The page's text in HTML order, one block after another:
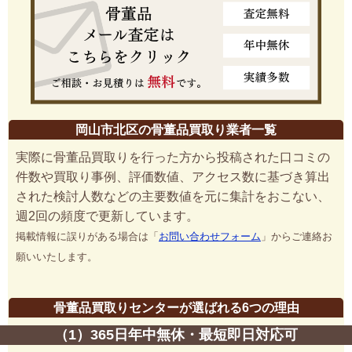
岡山市北区の骨董品買取り業者一覧
実際に骨董品買取りを行った方から投稿された口コミの
件数や買取り事例、評価数値、アクセス数に基づき算出
された検討人数などの主要数値を元に集計をおこない、
週2回の頻度で更新しています。
掲載情報に誤りがある場合は「 お問い合わせフォーム 」からご連絡お
願いいたします。
骨董品買取りセンターが選ばれる6つの理由
（1）365日年中無休・最短即日対応可